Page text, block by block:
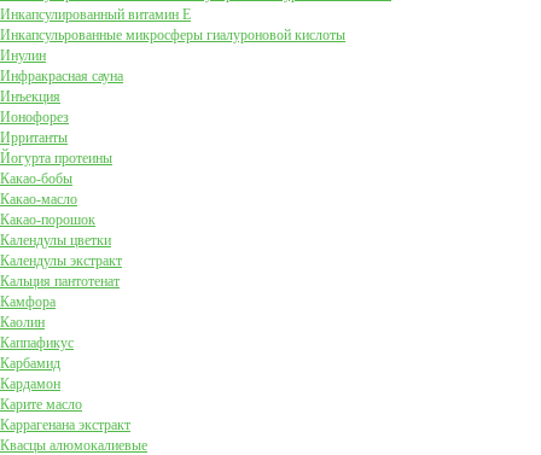
Инкапсулированный витамин Е
Инкапсульрованные микросферы гиалуроновой кислоты
Инулин
Инфракрасная сауна
Инъекция
Ионофорез
Ирританты
Йогурта протеины
Какао-бобы
Какао-масло
Какао-порошок
Календулы цветки
Календулы экстракт
Кальция пантотенат
Камфора
Каолин
Каппафикус
Карбамид
Кардамон
Карите масло
Каррагенана экстракт
Квасцы алюмокалиевые